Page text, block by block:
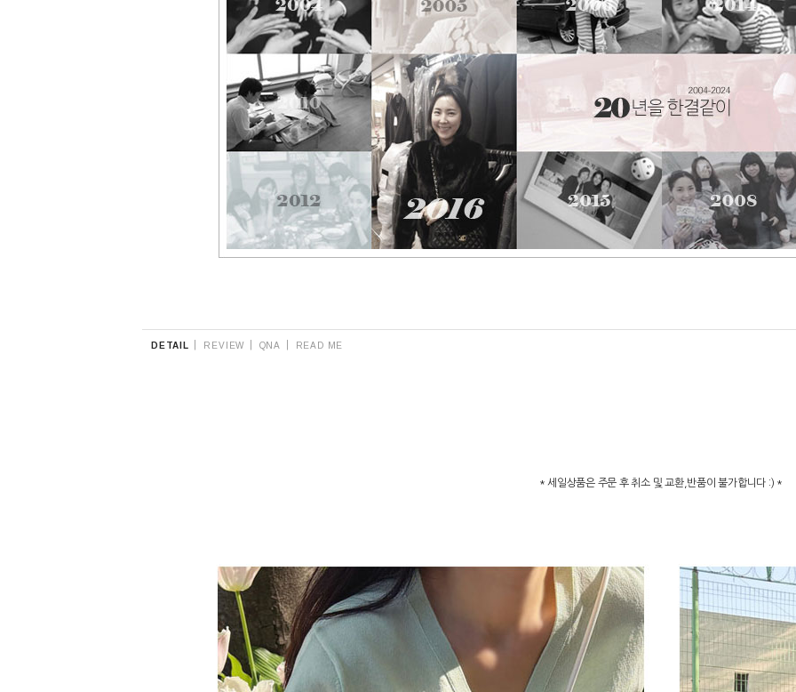
DETAIL REVIEW QNA READ ME
* 세일상품은 주문 후 취소 및 교환,반품이 불가합니다 :) *